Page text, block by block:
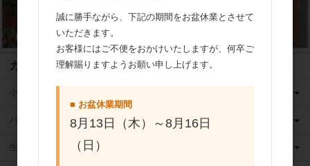
カテゴリ
小麦粉
バター
生クリーム
誠に勝手ながら、下記の期間をお盆休業とさせて
いただきます。
お客様にはご不便をおかけいたしますが、何卒ご
理解賜りますようお願い申し上げます。
■ お盆休業期間
8月13日（木）～8月16日
（日）